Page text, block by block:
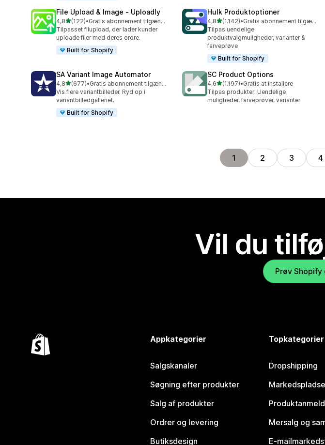
File Upload & Image ‑ Uploadly
4,8ud af 5 stjerner
(122)
122 anmeldelser i alt
•
Gratis abonnement tilgængeligt
Tilpasset filupload, der lader kunder
uploade filer med deres ordre.
Built for Shopify
Hulk Produktoptioner
4,8ud af 5 stjerner
(1.142)
1142 anmeldelser i alt
•
Gratis abonnement tilgængeligt
Tilpas uendelige
produktvalgmuligheder, varianter &
farveprøve
Built for Shopify
SA Variant Image Automator
4,8ud af 5 stjerner
(677)
677 anmeldelser i alt
•
Gratis abonnement tilgængeligt
Vis flere variantbilleder. Ryd op i
variantbilledgalleriet.
Built for Shopify
SC Product Options
4,6ud af 5 stjerner
(1.197)
1197 anmeldelser i alt
•Gratis at installere
Tilpas produkter: Uendelige
muligheder, farveprøver, varianter
1 2 3 4
Vil du
Prøv Shopify
Appkategorier
Salgskanaler
Søgning efter produkter
Salg af produkter
Ordrer og levering
Butiksdesign
Topkategorier
Dropshipping
Mersalg og
E-